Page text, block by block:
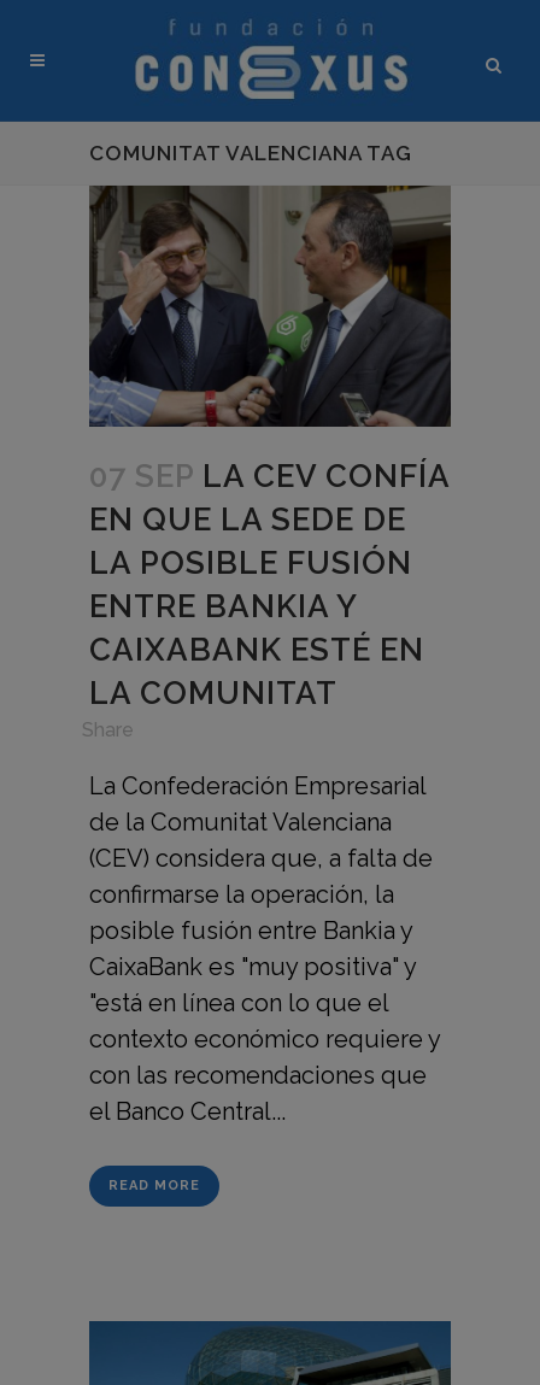
COMUNITAT VALENCIANA TAG
07 SEP LA CEV CONFÍA
EN QUE LA SEDE DE
LA POSIBLE FUSIÓN
ENTRE BANKIA Y
CAIXABANK ESTÉ EN
LA COMUNITAT
Share
La Confederación Empresarial
de la Comunitat Valenciana
(CEV) considera que, a falta de
confirmarse la operación, la
posible fusión entre Bankia y
CaixaBank es "muy positiva" y
"está en línea con lo que el
contexto económico requiere y
con las recomendaciones que
el Banco Central...
READ MORE